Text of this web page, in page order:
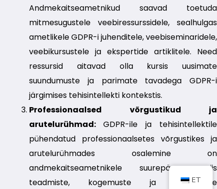
Andmekaitseametnikud saavad toetuda
mitmesugustele veebiressurssidele, sealhulgas
ametlikele GDPR-i juhenditele, veebiseminaridele,
veebikursustele ja ekspertide artiklitele. Need
ressursid aitavad olla kursis uusimate
suundumuste ja parimate tavadega GDPR-i
järgimises tehisintellekti kontekstis.
Professionaalsed võrgustikud ja
arutelurühmad: GDPR-ile ja tehisintellektile
pühendatud professionaalsetes võrgustikes ja
arutelurühmades osalemine on
andmekaitseametnikele suurepärane viis
teadmiste, kogemuste ja lahenduste
ET